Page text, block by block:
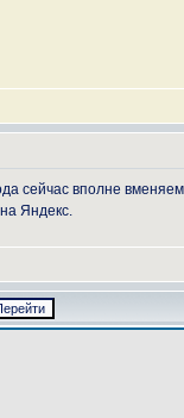
сейчас вполне
Яндекс.